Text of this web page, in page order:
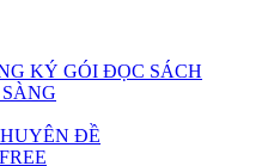
KÝ GÓI ĐỌC SÁCH
ĐỀ